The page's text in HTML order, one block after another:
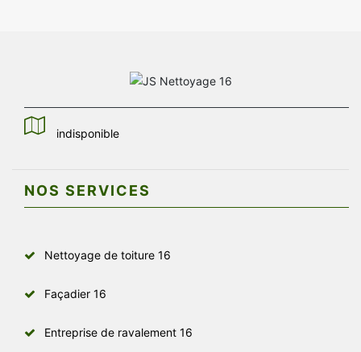
indisponible
NOS SERVICES
Nettoyage de toiture 16
Façadier 16
Entreprise de ravalement 16